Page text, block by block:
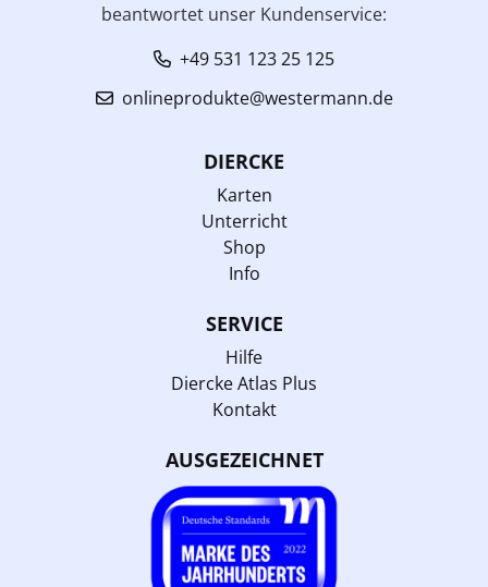
beantwortet unser Kundenservice:
+49 531 123 25 125
onlineprodukte@westermann.de
DIERCKE
Karten
Unterricht
Shop
Info
SERVICE
Hilfe
Diercke Atlas Plus
Kontakt
AUSGEZEICHNET